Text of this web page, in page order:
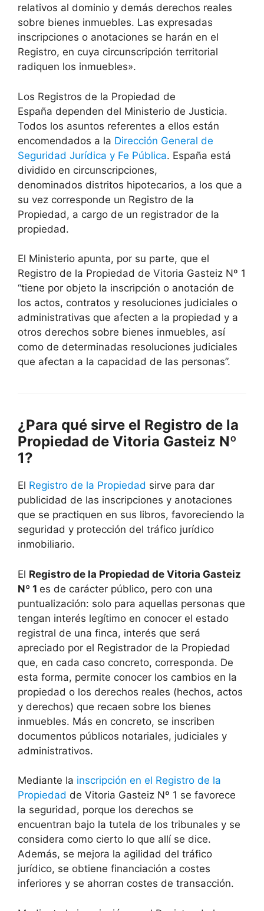
relativos al dominio y demás derechos reales
sobre bienes inmuebles. Las expresadas
inscripciones o anotaciones se harán en el
Registro, en cuya circunscripción territorial
radiquen los inmuebles».
Los Registros de la Propiedad de
España dependen del Ministerio de Justicia.
Todos los asuntos referentes a ellos están
encomendados a la Dirección General de
Seguridad Jurídica y Fe Pública. España está
dividido en circunscripciones,
denominados distritos hipotecarios, a los que a
su vez corresponde un Registro de la
Propiedad, a cargo de un registrador de la
propiedad.
El Ministerio apunta, por su parte, que el
Registro de la Propiedad de Vitoria Gasteiz Nº 1
“tiene por objeto la inscripción o anotación de
los actos, contratos y resoluciones judiciales o
administrativas que afecten a la propiedad y a
otros derechos sobre bienes inmuebles, así
como de determinadas resoluciones judiciales
que afectan a la capacidad de las personas”.
¿Para qué sirve el Registro de la
Propiedad de Vitoria Gasteiz Nº
1?
El Registro de la Propiedad sirve para dar
publicidad de las inscripciones y anotaciones
que se practiquen en sus libros, favoreciendo la
seguridad y protección del tráfico jurídico
inmobiliario.
El Registro de la Propiedad de Vitoria Gasteiz
Nº 1 es de carácter público, pero con una
puntualización: solo para aquellas personas que
tengan interés legítimo en conocer el estado
registral de una finca, interés que será
apreciado por el Registrador de la Propiedad
que, en cada caso concreto, corresponda. De
esta forma, permite conocer los cambios en la
propiedad o los derechos reales (hechos, actos
y derechos) que recaen sobre los bienes
inmuebles. Más en concreto, se inscriben
documentos públicos notariales, judiciales y
administrativos.
Mediante la inscripción en el Registro de la
Propiedad de Vitoria Gasteiz Nº 1 se favorece
la seguridad, porque los derechos se
encuentran bajo la tutela de los tribunales y se
considera como cierto lo que allí se dice.
Además, se mejora la agilidad del tráfico
jurídico, se obtiene financiación a costes
inferiores y se ahorran costes de transacción.